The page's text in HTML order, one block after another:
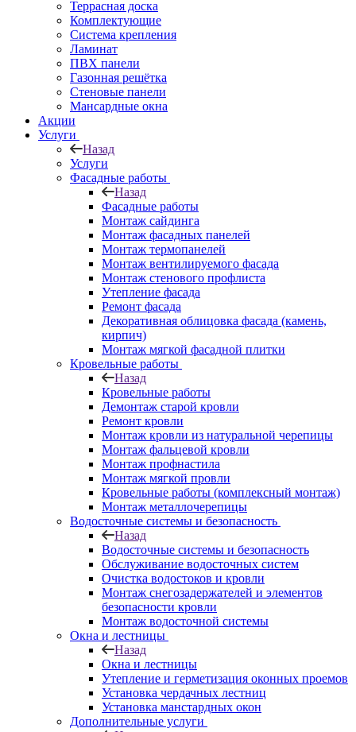
Террасная доска
Комплектующие
Система крепления
Ламинат
ПВХ панели
Газонная решётка
Стеновые панели
Мансардные окна
Акции
Услуги
Назад
Услуги
Фасадные работы
Назад
Фасадные работы
Монтаж сайдинга
Монтаж фасадных панелей
Монтаж термопанелей
Монтаж вентилируемого фасада
Монтаж стенового профлиста
Утепление фасада
Ремонт фасада
Декоративная облицовка фасада (камень,
кирпич)
Монтаж мягкой фасадной плитки
Кровельные работы
Назад
Кровельные работы
Демонтаж старой кровли
Ремонт кровли
Монтаж кровли из натуральной черепицы
Монтаж фальцевой кровли
Монтаж профнастила
Монтаж мягкой провли
Кровельные работы (комплексный монтаж)
Монтаж металлочерепицы
Водосточные системы и безопасность
Назад
Водосточные системы и безопасность
Обслуживание водосточных систем
Очистка водостоков и кровли
Монтаж снегозадержателей и элементов
безопасности кровли
Монтаж водосточной системы
Окна и лестницы
Назад
Окна и лестницы
Утепление и герметизация оконных проемов
Установка чердачных лестниц
Установка манстардных окон
Дополнительные услуги